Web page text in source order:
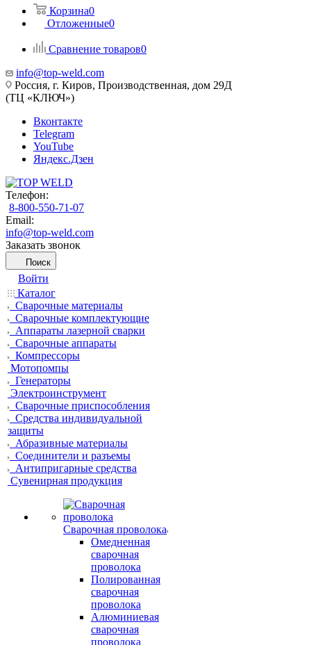
Корзина0
Отложенные0
Сравнение товаров0
info@top-weld.com
Россия, г. Киров, Производственная, дом 29Д
(ТЦ «КЛЮЧ»)
Вконтакте
Telegram
YouTube
Яндекс.Дзен
Телефон:
8-800-550-71-07
Email:
info@top-weld.com
Заказать звонок
Поиск
Войти
Каталог
Сварочные материалы
Сварочные комплектующие
Аппараты лазерной сварки
Сварочные аппараты
Компрессоры
Мотопомпы
Генераторы
Электроинструмент
Сварочные приспособления
Средства индивидуальной
защиты
Абразивные материалы
Соединители и разъемы
Антипригарные средства
Сувенирная продукция
Сварочная проволока
Омедненная
сварочная
проволока
Полированная
сварочная
проволока
Алюминиевая
сварочная
проволока